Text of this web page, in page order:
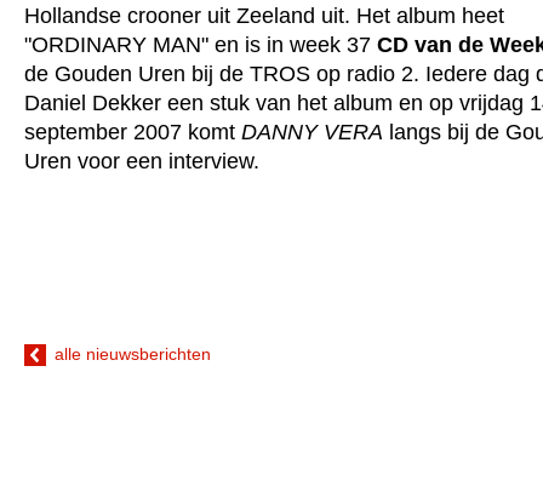
Hollandse crooner uit Zeeland uit. Het album heet
"ORDINARY MAN" en is in week 37 CD van de
de Gouden Uren bij de TROS op radio 2. Iedere dag
Daniel Dekker een stuk van het album en op vrijdag
september 2007 komt DANNY VERA langs bij de
Uren voor een interview.
alle nieuwsberichten